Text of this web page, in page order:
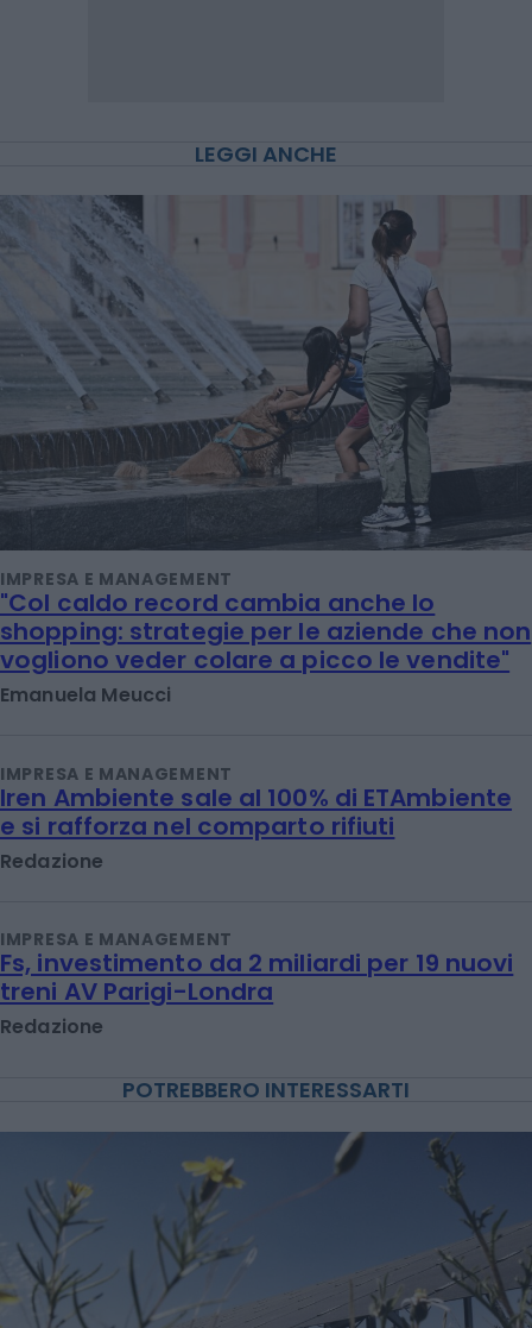
LEGGI ANCHE
IMPRESA E MANAGEMENT
"Col caldo record cambia anche lo
shopping: strategie per le aziende che non
vogliono veder colare a picco le vendite"
Emanuela Meucci
IMPRESA E MANAGEMENT
Iren Ambiente sale al 100% di ETAmbiente
e si rafforza nel comparto rifiuti
Redazione
IMPRESA E MANAGEMENT
Fs, investimento da 2 miliardi per 19 nuovi
treni AV Parigi-Londra
Redazione
POTREBBERO INTERESSARTI